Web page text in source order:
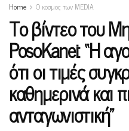
Home Ο κοσμος των MEDIA
Το βίντεο του
PosoKanei: “H
ότι οι τιμές
καθημερινά και
ανταγωνιστική”